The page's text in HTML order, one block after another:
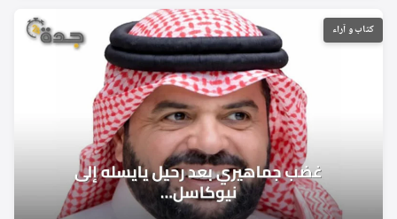
كتاب و آراء